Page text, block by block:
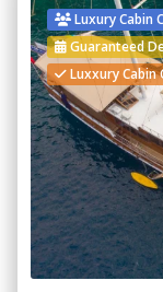
Luxury Cabin
Guaranteed
Luxxury Cabin